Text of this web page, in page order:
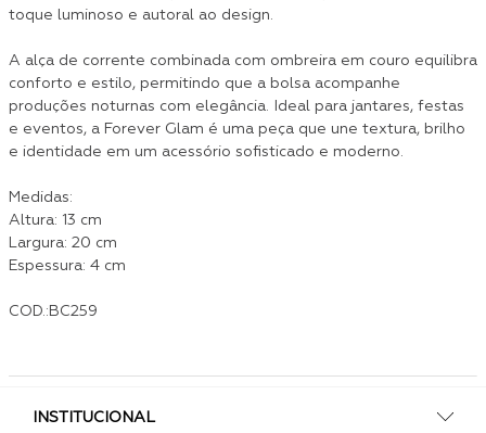
toque luminoso e autoral ao design.
A alça de corrente combinada com ombreira em couro equilibra
conforto e estilo, permitindo que a bolsa acompanhe
produções noturnas com elegância. Ideal para jantares, festas
e eventos, a Forever Glam é uma peça que une textura, brilho
e identidade em um acessório sofisticado e moderno.
Medidas:
Altura: 13 cm
Largura: 20 cm
Espessura: 4 cm
COD.:BC259
INSTITUCIONAL